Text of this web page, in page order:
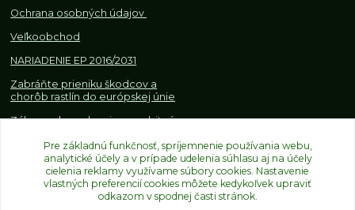
Ochrana osobných údajov
Veľkoobchod
NARIADENIE EP 2016/2031
Zabráňte prieniku škodcov a
chorôb rastlín do európskej únie
Zákazy, obmedzenia a osobitné
obchodovaní s rastlinami
Pre základnú funkčnosť, spríjemnenie používania webu,
analytické účely a v prípade udelenia súhlasu aj na účely
cielenia reklamy využívame súbory cookies. Nastavenie
vlastných preferencií cookies môžete kedykoľvek upraviť
odkazom v spodnej časti stránok.